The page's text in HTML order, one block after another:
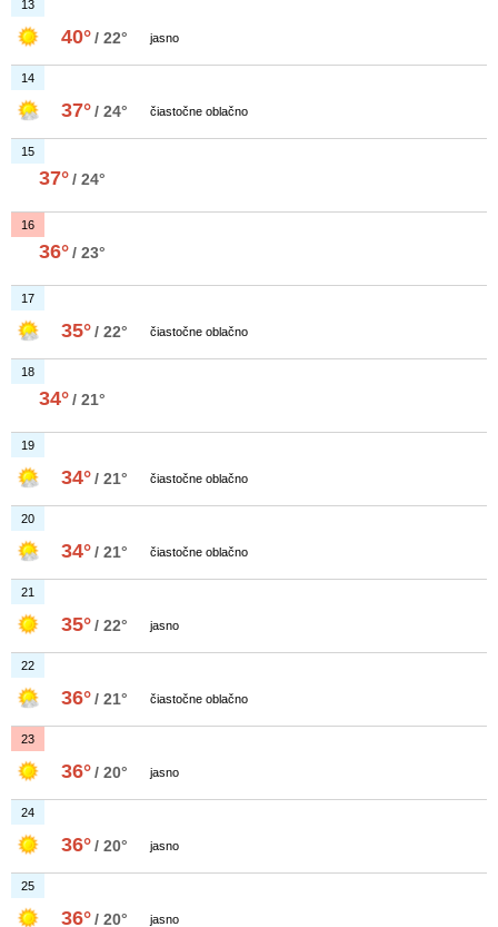
13
40°/ 22° jasno
14
37°/ 24° čiastočne oblačno
15
37°/ 24°
16
36°/ 23°
17
35°/ 22° čiastočne oblačno
18
34°/ 21°
19
34°/ 21° čiastočne oblačno
20
34°/ 21° čiastočne oblačno
21
35°/ 22° jasno
22
36°/ 21° čiastočne oblačno
23
36°/ 20° jasno
24
36°/ 20° jasno
25
36°/ 20° jasno